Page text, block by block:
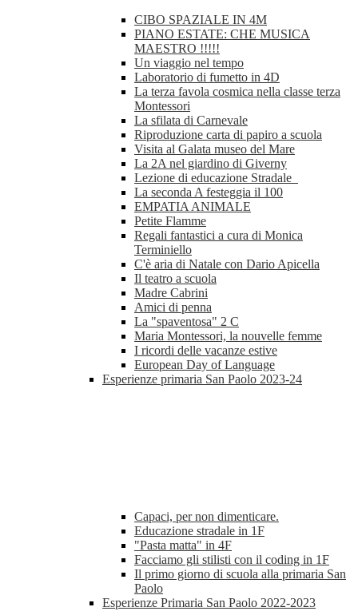
CIBO SPAZIALE IN 4M
PIANO ESTATE: CHE MUSICA
MAESTRO !!!!!
Un viaggio nel tempo
Laboratorio di fumetto in 4D
La terza favola cosmica nella classe terza
Montessori
La sfilata di Carnevale
Riproduzione carta di papiro a scuola
Visita al Galata museo del Mare
La 2A nel giardino di Giverny
Lezione di educazione Stradale
La seconda A festeggia il 100
EMPATIA ANIMALE
Petite Flamme
Regali fantastici a cura di Monica
Terminiello
C'è aria di Natale con Dario Apicella
Il teatro a scuola
Madre Cabrini
Amici di penna
La "spaventosa" 2 C
Maria Montessori, la nouvelle femme
I ricordi delle vacanze estive
European Day of Language
Esperienze primaria San Paolo 2023-24
Capaci, per non dimenticare.
Educazione stradale in 1F
"Pasta matta" in 4F
Facciamo gli stilisti con il coding in 1F
Il primo giorno di scuola alla primaria San
Paolo
Esperienze Primaria San Paolo 2022-2023